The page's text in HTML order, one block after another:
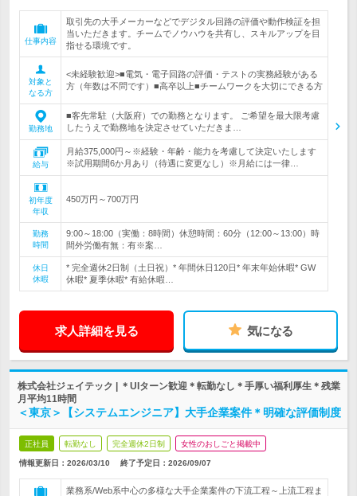
仕事内容
取引先の大手メーカーなどでデジタル回路の評価や動作検証を担
当いただきます。チームでノウハウを共有し、スキルアップを目
指せる環境です。
対象と
なる方
<未経験歓迎>■電気・電子回路の評価・テストの実務経験がある
方（年数は不問です）■高卒以上■チームワークを大切にできる方
勤務地
■客先常駐（大阪府）での勤務となります。 ご希望を最大限考慮
したうえで勤務地を決定させていただきま…
給与
月給375,000円～※経験・年齢・能力を考慮して決定いたします
※試用期間6か月あり（待遇に変更なし）※月給には一律…
初年度
年収
450万円～700万円
勤務
時間
9:00～18:00（実働：8時間）休憩時間：60分（12:00～13:00）時
間外労働有無：有※案…
休日
休暇
* 完全週休2日制（土日祝）* 年間休日120日* 年末年始休暇* GW
休暇* 夏季休暇* 有給休暇…
求人詳細を見る 気になる
株式会社ジェイテック | ＊UIターン歓迎＊転勤なし＊手厚い福利厚生＊残業
月平均11時間
＜東京＞【システムエンジニア】大手企業案件＊明確な評価制度
正社員 転勤なし 完全週休2日制 女性のおしごと掲載中
情報更新日：2026/03/10 終了予定日： 2026/09/07
業務系/Web系中心の多様な大手企業案件の下流工程～上流工程ま